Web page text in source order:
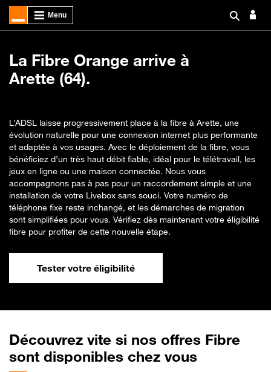
La Fibre Orange arrive à
Arette (64).
L’ADSL laisse progressivement place à la fibre à Arette, une
évolution naturelle pour une connexion internet plus performante
et adaptée à vos usages. Avec le déploiement de la fibre, vous
bénéficiez d’un très haut débit fiable, idéal pour le télétravail, les
jeux en ligne ou une maison connectée. Nous vous
accompagnons pas à pas pour un raccordement simple et une
installation de votre Livebox sans souci. Votre numéro de
téléphone fixe reste inchangé, et les démarches de migration
sont simplifiées pour vous. Vérifiez dès maintenant votre éligibilité
fibre pour profiter de cette nouvelle étape.
Tester votre éligibilité
Découvrez vite si nos offres Fibre
sont disponibles chez vous